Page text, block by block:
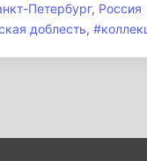
Петербург, Россия
доблесть,